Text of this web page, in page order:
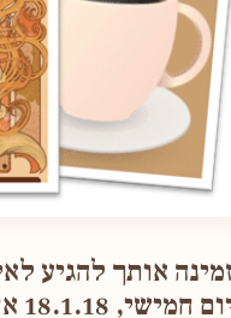
אותך להגיע
18.1.18 אחה"צ, רח' מנורת המאור 2 ת"א